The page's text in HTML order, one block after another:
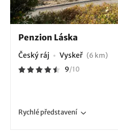
Penzion Láska
Český ráj Vyskeř (6 km)
9/10
Rychlépředstavení